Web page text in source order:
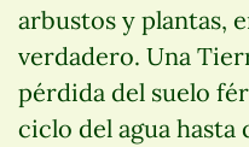
arbustos y plantas,
verdadero. Una
pérdida del suelo
ciclo del agua hasta